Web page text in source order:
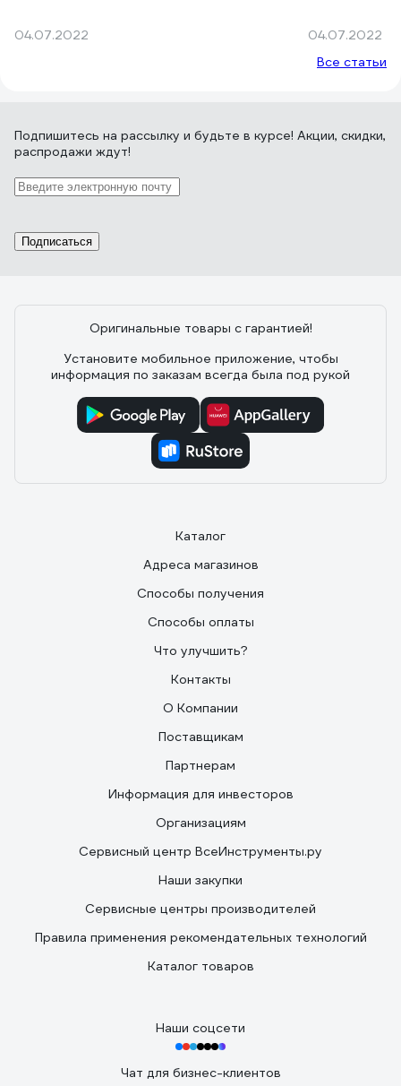
Все статьи
04.07.2022
вам
берутся за
кого-то это
старый
сделаешь, а
04.07.2022
Подпишитесь на рассылку и будьте в курсе! Акции, скидки,
распродажи ждут!
Подписаться
Оригинальные товары с гарантией!
Установите мобильное приложение, чтобы
информация по заказам всегда была под рукой
Каталог
Адреса магазинов
Способы получения
Способы оплаты
Что улучшить?
Контакты
О Компании
Поставщикам
Партнерам
Информация для инвесторов
Организациям
Сервисный центр ВсеИнструменты.ру
Наши закупки
Сервисные центры производителей
Правила применения рекомендательных технологий
Каталог товаров
Наши соцсети
Чат для бизнес-клиентов